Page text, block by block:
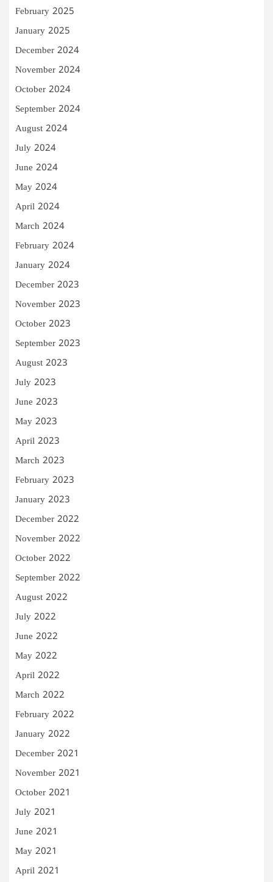
February 2025
January 2025
December 2024
November 2024
October 2024
September 2024
August 2024
July 2024
June 2024
May 2024
April 2024
March 2024
February 2024
January 2024
December 2023
November 2023
October 2023
September 2023
August 2023
July 2023
June 2023
May 2023
April 2023
March 2023
February 2023
January 2023
December 2022
November 2022
October 2022
September 2022
August 2022
July 2022
June 2022
May 2022
April 2022
March 2022
February 2022
January 2022
December 2021
November 2021
October 2021
July 2021
June 2021
May 2021
April 2021